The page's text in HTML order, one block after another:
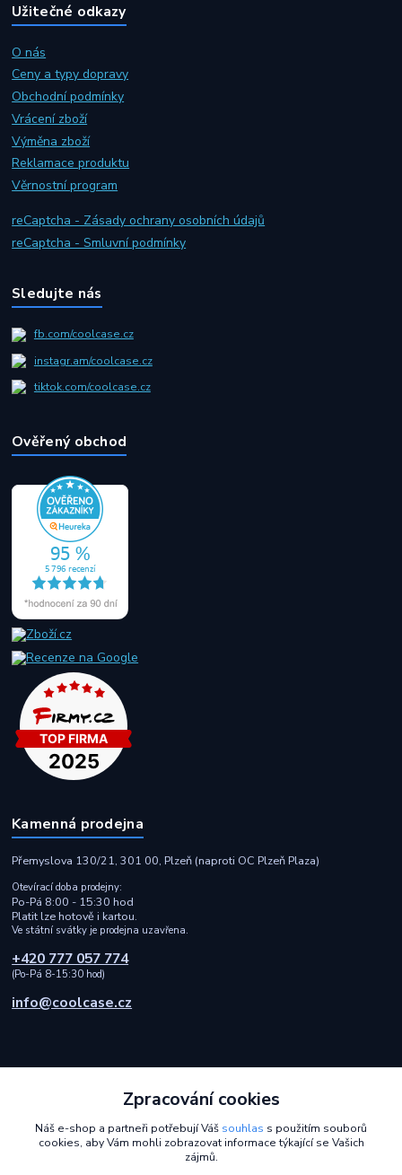
Užitečné odkazy
O nás
Ceny a typy dopravy
Obchodní podmínky
Vrácení zboží
Výměna zboží
Reklamace produktu
Věrnostní program
reCaptcha - Zásady ochrany osobních údajů
reCaptcha - Smluvní podmínky
Sledujte nás
fb.com/coolcase.cz
instagr.am/coolcase.cz
tiktok.com/coolcase.cz
Ověřený obchod
Kamenná prodejna
Přemyslova 130/21, 301 00, Plzeň (naproti OC Plzeň Plaza)
Otevírací doba prodejny:
Po-Pá 8:00 - 15:30 hod
Platit lze hotově i kartou.
Ve státní svátky je prodejna uzavřena.
+420 777 057 774
(Po-Pá 8-15:30 hod)
info@coolcase.cz
Rychlá a spolehlivá doprava i bezpečná online platba
2014 - 2026 © Coolcase.cz - Pouzdra, kryty, obaly, ochranná skla a
Zpracování cookies
Náš e-shop a partneři potřebují Váš souhlas s použitím souborů
cookies, aby Vám mohli zobrazovat informace týkající se Vašich
zájmů.